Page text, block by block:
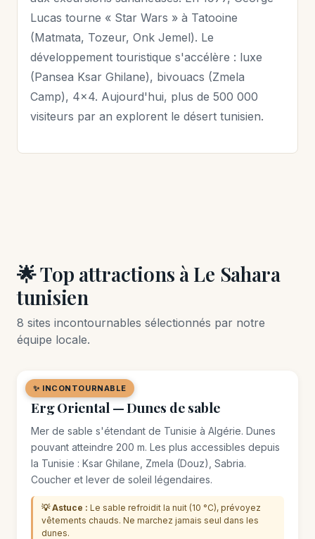
Lucas tourne « Star Wars » à Tatooine
(Matmata, Tozeur, Onk Jemel). Le
développement touristique s'accélère : luxe
(Pansea Ksar Ghilane), bivouacs (Zmela
Camp), 4×4. Aujourd'hui, plus de 500 000
visiteurs par an explorent le désert tunisien.
🌟 Top attractions à Le Sahara
tunisien
8 sites incontournables sélectionnés par notre
équipe locale.
✨ INCONTOURNABLE
🌿 SITE NATUREL
Erg Oriental — Dunes de sable
Mer de sable s'étendant de Tunisie à Algérie. Dunes
pouvant atteindre 200 m. Les plus accessibles depuis
la Tunisie : Ksar Ghilane, Zmela (Douz), Sabria.
Coucher et lever de soleil légendaires.
💡 Astuce : Le sable refroidit la nuit (10 °C), prévoyez
vêtements chauds. Ne marchez jamais seul dans les
dunes.